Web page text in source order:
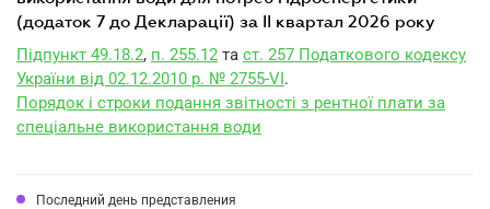
(додаток 7 до Декларації) за II квартал 2026 року
Підпункт 49.18.2, п. 255.12 та ст. 257 Податкового кодексу
України від 02.12.2010 р. № 2755-VI.
Порядок і строки подання звітності з рентної плати за
спеціальне використання води
Последний день представления